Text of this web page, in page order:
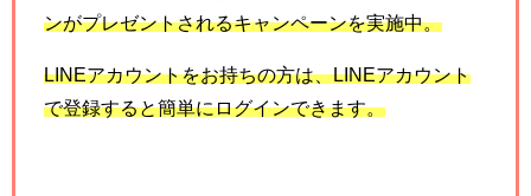
ンがプレゼントされるキャンペーンを実施中。
LINEアカウントをお持ちの方は、LINEアカウント
で登録すると簡単にログインできます。